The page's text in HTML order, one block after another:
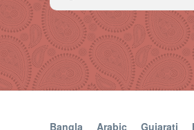
Bangla Arabic Gujarati